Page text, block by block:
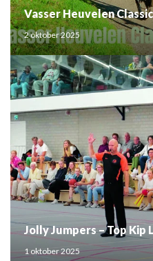
2 oktober 2025
Jolly Jumpers – Top Kip
1 oktober 2025